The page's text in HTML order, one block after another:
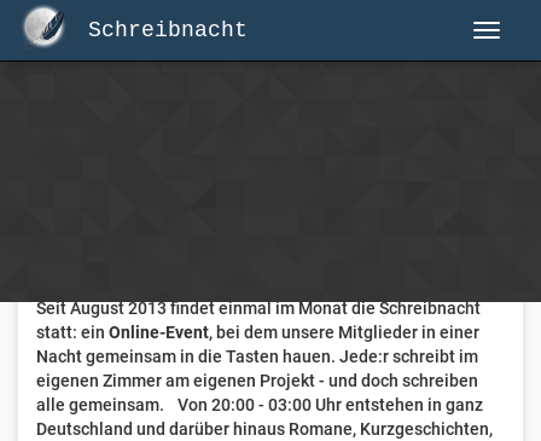
Schreibnacht
Seit August 2013 findet einmal im Monat die Schreibnacht
statt: ein Online-Event, bei dem unsere Mitglieder in einer
Nacht gemeinsam in die Tasten hauen. Jede:r schreibt im
eigenen Zimmer am eigenen Projekt - und doch schreiben
alle gemeinsam. Von 20:00 - 03:00 Uhr entstehen in ganz
Deutschland und darüber hinaus Romane, Kurzgeschichten,